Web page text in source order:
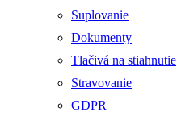
Suplovanie
Dokumenty
Tlačivá na stiahnutie
Stravovanie
GDPR